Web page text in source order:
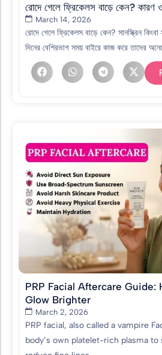
রোদে গেলে ফ্রিকেলস বাড়ে কেন? কারণ
March 14, 2026
রোদে গেলে ফ্রিকেলস বাড়ে কেন? সানস্ক্রিন
দিনের বেশিরভাগ সময় বাইরে কাজ করে তাদের
PRP Facial Aftercare Guide:
Glow Brighter
March 2, 2026
PRP facial, also called a vampire
body’s own platelet-rich plasma